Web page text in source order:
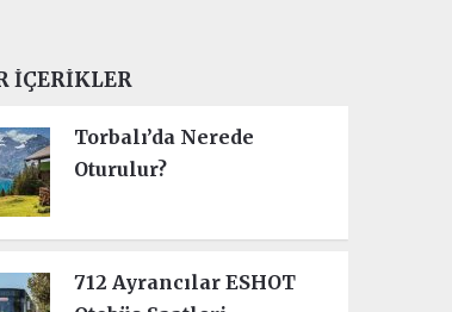
İÇERIKLER
Torbalı’da Nerede
Oturulur?
712 Ayrancılar ESHOT